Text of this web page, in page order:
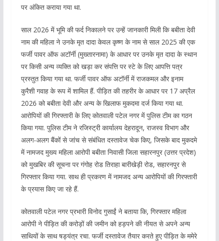
पर अंकित कराया गया था.
साल 2026 में भूमि की फर्द निकालने पर उन्हें जानकारी मिली कि बबीता देवी
नाम की महिला ने उनके मृत दादा केवल कृष्ण के नाम से साल 2025 की एक
फर्जी पावर ऑफ अटॉर्नी (मुख्तारनामा) के आधार पर उनके मृत दादा के स्थान
पर किसी अन्य व्यक्ति को खड़ा कर संपत्ति पर स्टे के लिए आपत्ति पत्र
प्रस्तुत किया गया था. फर्जी पावर ऑफ अटॉर्नी में राजकमल और इनाम
कुरैशी गवाह के रूप में शामिल हैं. पीड़ित की तहरीर के आधार पर 17 अप्रैल
2026 को बबीता देवी और अन्य के खिलाफ मुकदमा दर्ज किया गया था.
आरोपियों की गिरफ्तारी के लिए कोतवाली पटेल नगर में पुलिस टीम का गठन
किया गया. पुलिस टीम ने रजिस्ट्री कार्यालय देहरादून, राजस्व विभाग और
अलग-अलग बैंकों से जांच से संबंधित दस्तावेज चेक किए, जिसके बाद मुकदमे
में नामजद मुख्य महिला आरोपी बबीता निवासी जिला सहारनपुर (उत्तर प्रदेश)
को मुखबिर की सूचना पर गंगोह रोड तिराहा बारीखेड़ी रोड, सहारनपुर से
गिरफ्तार किया गया. साथ ही प्रकरण में नामजद अन्य आरोपियों की गिरफ्तारी
के प्रयास किए जा रहे हैं.
कोतवाली पटेल नगर प्रभारी विनोद गुसाईं ने बताया कि, गिरफ्तार महिला
आरोपी ने पीड़ित की करोड़ों की जमीन को हड़पने की नीयत से अपने अन्य
साथियों के साथ षड्यंत्र रचा. फर्जी दस्तावेज तैयार करते हुए पीड़ित के ममेरे